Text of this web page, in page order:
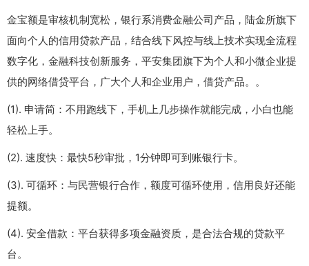
金宝额是审核机制宽松，银行系消费金融公司产品，陆金所旗下
面向个人的信用贷款产品，结合线下风控与线上技术实现全流程
数字化，金融科技创新服务，平安集团旗下为个人和小微企业提
供的网络借贷平台，广大个人和企业用户，借贷产品。。
(1). 申请简：不用跑线下，手机上几步操作就能完成，小白也能
轻松上手。
(2). 速度快：最快5秒审批，1分钟即可到账银行卡。
(3). 可循环：与民营银行合作，额度可循环使用，信用良好还能
提额。
(4). 安全借款：平台获得多项金融资质，是合法合规的贷款平
台。